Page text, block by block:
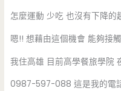
怎麼運動 少吃 也沒有下降的
嗯!! 想藉由這個機會 能夠接
我住高雄 目前高學餐旅學院
0987-597-088 這是我的電